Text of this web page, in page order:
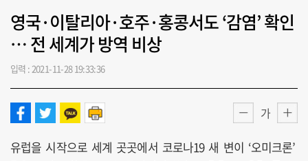
영국·이탈리아·호주·홍콩서도 ‘감염’ 확인
… 전 세계가 방역 비상
입력 : 2021-11-28 19:33:36
가
유럽을 시작으로 세계 곳곳에서 코로나19 새 변이 ‘오미크론’